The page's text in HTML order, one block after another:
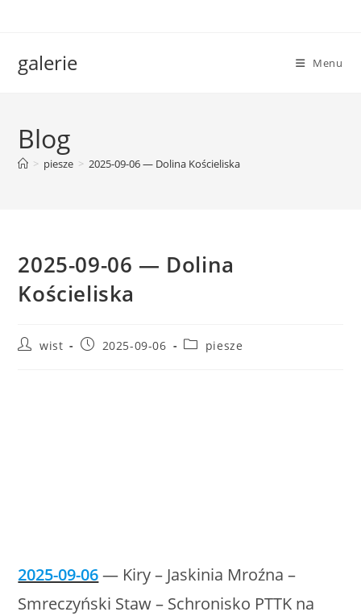
galerie Menu
Blog
> piesze > 2025-09-06 — Dolina Kościeliska
2025-09-06 — Dolina
Kościeliska
Postwist
Post2025-09-06
Postpiesze
2025-09-06— Kiry – Jaskinia Mroźna –
Smreczyński Staw – Schronisko PTTK na